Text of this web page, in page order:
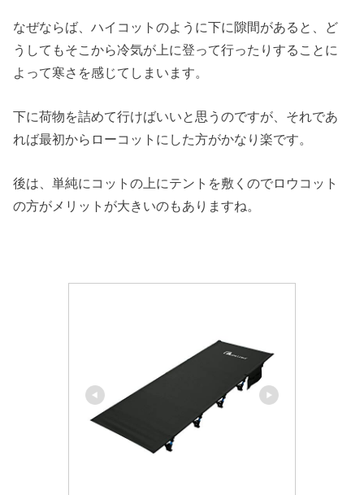
なぜならば、ハイコットのように下に隙間があると、ど
うしてもそこから冷気が上に登って行ったりすることに
よって寒さを感じてしまいます。
下に荷物を詰めて行けばいいと思うのですが、それであ
れば最初からローコットにした方がかなり楽です。
後は、単純にコットの上にテントを敷くのでロウコット
の方がメリットが大きいのもありますね。